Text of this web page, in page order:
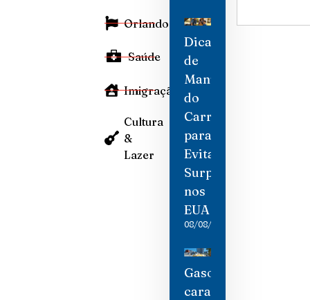
Orlando
Saúde
Imigração
Cultura
&
Lazer
Dicas
de
Manutenção
do
Carro
para
Evitar
Surpresas
nos
EUA
08/08/2026
Gasolina
cara